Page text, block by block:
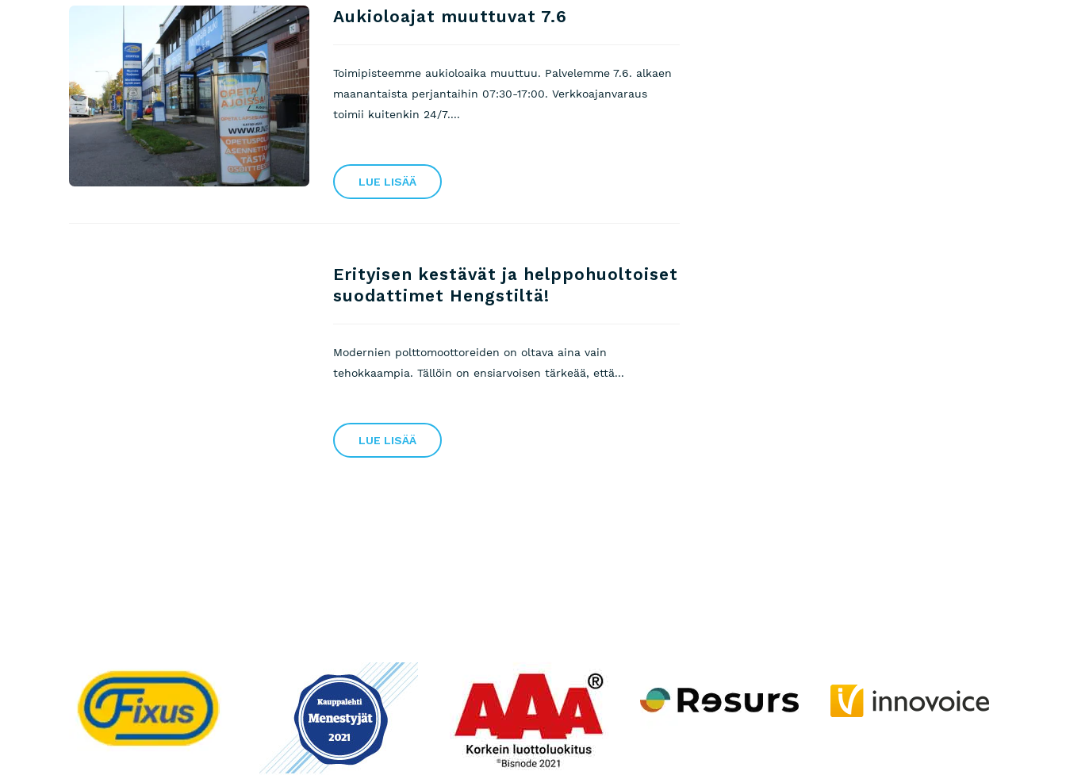
Aukioloajat muuttuvat 7.6
Toimipisteemme aukioloaika muuttuu. Palvelemme 7.6. alkaen
maanantaista perjantaihin 07:30-17:00. Verkkoajanvaraus
toimii kuitenkin 24/7....
LUE LISÄÄ
Erityisen kestävät ja helppohuoltoiset
suodattimet Hengstiltä!
Modernien polttomoottoreiden on oltava aina vain
tehokkaampia. Tällöin on ensiarvoisen tärkeää, että...
LUE LISÄÄ